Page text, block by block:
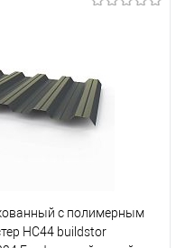
с полимерным
НС44 buildstor